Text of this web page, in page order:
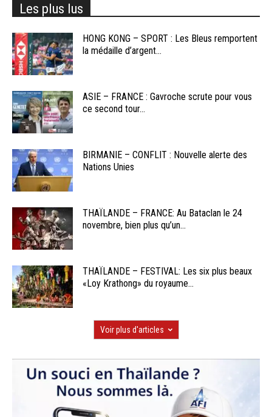
Les plus lus
HONG KONG – SPORT : Les Bleus remportent
la médaille d’argent...
ASIE – FRANCE : Gavroche scrute pour vous
ce second tour...
BIRMANIE – CONFLIT : Nouvelle alerte des
Nations Unies
THAÏLANDE – FRANCE: Au Bataclan le 24
novembre, bien plus qu’un...
THAÏLANDE – FESTIVAL: Les six plus beaux
«Loy Krathong» du royaume...
Voir plus d'articles